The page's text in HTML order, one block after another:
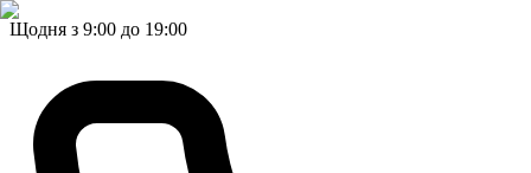
Щодня з 9:00 до 19:00